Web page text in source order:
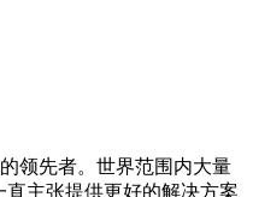
领先者。世界范围内大量
主张提供更好的解决方案